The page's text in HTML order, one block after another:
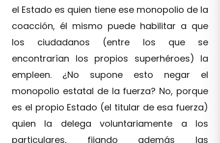
el Estado es quien tiene ese monopolio de la
coacción, él mismo puede habilitar a que
los ciudadanos (entre los que se
encontrarían los propios superhéroes) la
empleen. ¿No supone esto negar el
monopolio estatal de la fuerza? No, porque
es el propio Estado (el titular de esa fuerza)
quien la delega voluntariamente a los
particulares, fijando además las